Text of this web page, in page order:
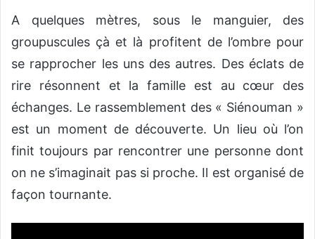
A quelques mètres, sous le manguier, des
groupuscules çà et là profitent de l’ombre pour
se rapprocher les uns des autres. Des éclats de
rire résonnent et la famille est au cœur des
échanges. Le rassemblement des « Siénouman »
est un moment de découverte. Un lieu où l’on
finit toujours par rencontrer une personne dont
on ne s’imaginait pas si proche. Il est organisé de
façon tournante.